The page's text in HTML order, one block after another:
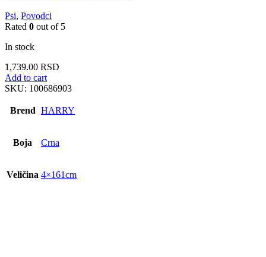
Psi, Povodci
Rated 0 out of 5
In stock
1,739.00 RSD
Add to cart
SKU: 100686903
Brend HARRY
Boja Crna
Veličina 4×161cm